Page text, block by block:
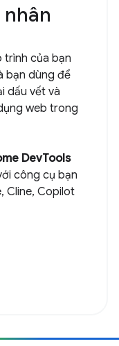
nhân
trình của bạn
bạn dùng để
dấu vết và
web trong
DevTools
công cụ bạn
Cline, Copilot